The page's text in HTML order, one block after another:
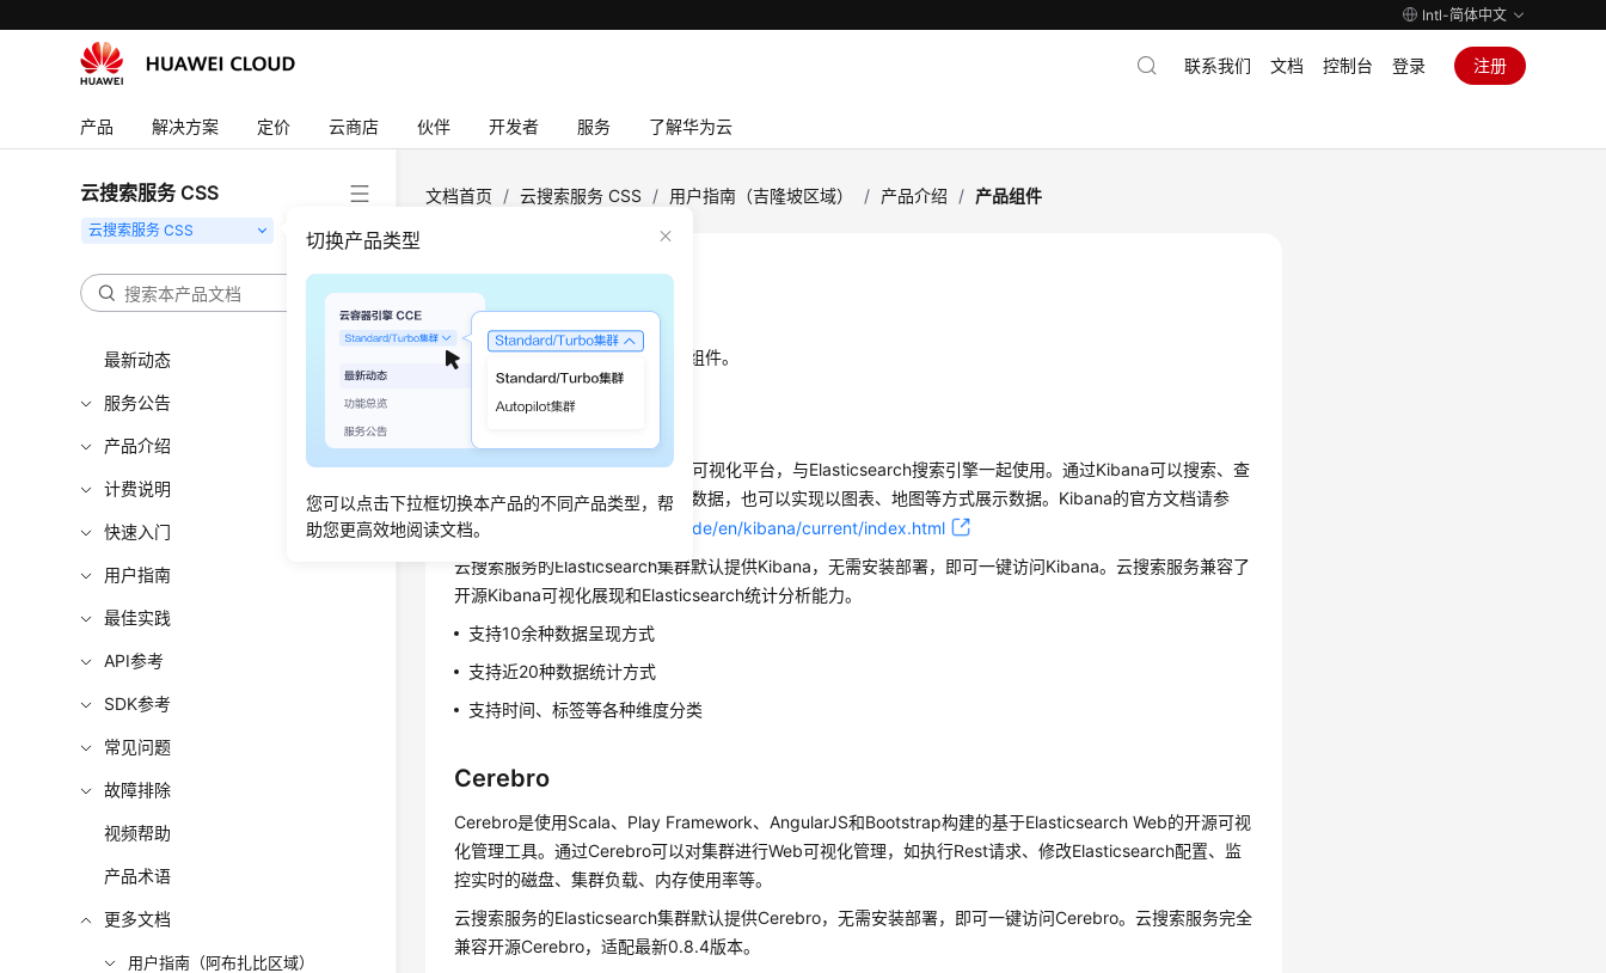
Intl-简体中文
产品 解决方案 定价 云商店 伙伴 开发者 服务 了解华为云
联系我们 文档 控制台 登录 注册
云搜索服务 CSS
切换产品类型
您可以点击下拉框切换本产品的不同产品类型，帮
助您更高效地阅读文档。
最新动态
服务公告
产品介绍
计费说明
快速入门
用户指南
最佳实践
API参考
SDK参考
常见问题
故障排除
视频帮助
产品术语
更多文档
用户指南（阿布扎比区域）
文档首页 / 云搜索服务 CSS / 用户指南（吉隆坡区域） / 产品介绍 / 产品组件
产品组件
CSS服务支持Kibana和Cerebro组件。
Kibana是一个开源的数据分析与可视化平台，与Elasticsearch搜索引擎一起使用。通过Kibana可以搜索、查
看存放在Elasticsearch索引中的数据，也可以实现以图表、地图等方式展示数据。Kibana的官方文档请参
见：
https://www.elastic.co/guide/en/kibana/current/index.html
云搜索服务的Elasticsearch集群默认提供Kibana，无需安装部署，即可一键访问Kibana。云搜索服务兼容了
开源Kibana可视化展现和Elasticsearch统计分析能力。
支持10余种数据呈现方式
支持近20种数据统计方式
支持时间、标签等各种维度分类
Cerebro
Cerebro是使用Scala、Play Framework、AngularJS和Bootstrap构建的基于Elasticsearch Web的开源可视
化管理工具。通过Cerebro可以对集群进行Web可视化管理，如执行Rest请求、修改Elasticsearch配置、监
控实时的磁盘、集群负载、内存使用率等。
云搜索服务的Elasticsearch集群默认提供Cerebro，无需安装部署，即可一键访问Cerebro。云搜索服务完全
兼容开源Cerebro，适配最新0.8.4版本。